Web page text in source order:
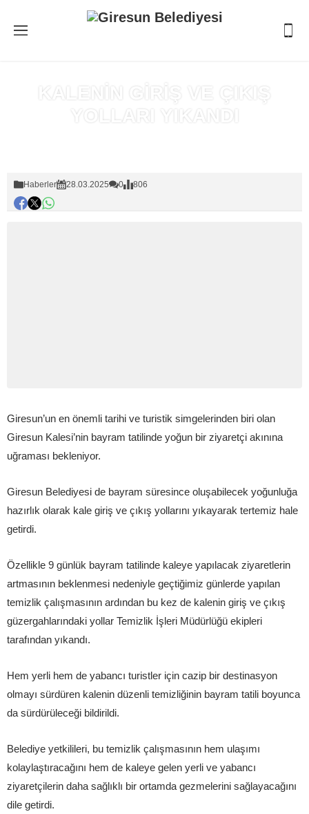
KALENİN GİRİŞ VE ÇIKIŞ
YOLLARI YIKANDI
Haberler 28.03.2025 0 806
Giresun’un en önemli tarihi ve turistik simgelerinden biri olan
Giresun Kalesi’nin bayram tatilinde yoğun bir ziyaretçi akınına
uğraması bekleniyor.
Giresun Belediyesi de bayram süresince oluşabilecek yoğunluğa
hazırlık olarak kale giriş ve çıkış yollarını yıkayarak tertemiz hale
getirdi.
Özellikle 9 günlük bayram tatilinde kaleye yapılacak ziyaretlerin
artmasının beklenmesi nedeniyle geçtiğimiz günlerde yapılan
temizlik çalışmasının ardından bu kez de kalenin giriş ve çıkış
güzergahlarındaki yollar Temizlik İşleri Müdürlüğü ekipleri
tarafından yıkandı.
Hem yerli hem de yabancı turistler için cazip bir destinasyon
olmayı sürdüren kalenin düzenli temizliğinin bayram tatili boyunca
da sürdürüleceği bildirildi.
Belediye yetkilileri, bu temizlik çalışmasının hem ulaşımı
kolaylaştıracağını hem de kaleye gelen yerli ve yabancı
ziyaretçilerin daha sağlıklı bir ortamda gezmelerini sağlayacağını
dile getirdi.